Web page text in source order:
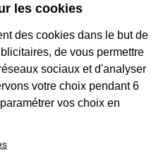
INSERTION
- CONTRAT
les cookies
des cookies dans le but de
de vous permettre
sociaux et d'analyser
votre choix pendant 6
vos choix en